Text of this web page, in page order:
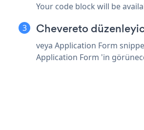
Your code block will be
Chevereto
veya Application Form
Application Form 'in